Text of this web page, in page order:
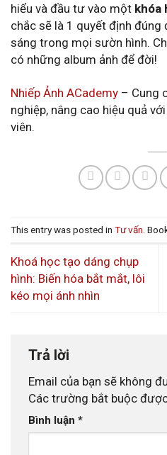
hiểu và đầu tư vào một khóa
chắc sẽ là 1 quyết định
sáng trong mọi sườn hình.
có những album ảnh để đời!
Nhiếp Ảnh ACademy – Cung
nghiệp, nâng cao hiệu quả
viên.
This entry was posted in Tư vấn .
Khoá học tạo dáng chụp
hình: Biến hóa bắt mắt, lôi
kéo mọi ánh nhìn
Trả lời
Email của bạn sẽ không
Các trường bắt buộc
Bình luận *